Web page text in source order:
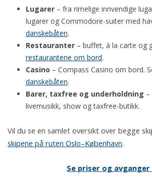
Lugarer – fra rimelige innvendige
lugarer og Commodore-suiter med
danskebåten.
Restauranter – buffet, à la carte og
restaurantene om bord.
Casino – Compass Casino om bord.
danskebåten.
Barer, taxfree og underholdning –
livemusikk, show og taxfree-butikk.
Vil du se en samlet oversikt over begge
skipene på ruten Oslo–København.
Se priser og